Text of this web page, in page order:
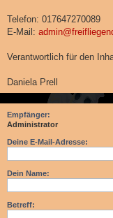
Telefon: 017647270089
E-Mail:
Verantwortlich für den
Daniela Prell
Empfänger:
Administrator
Deine E-Mail-Adresse:
Dein Name:
Betreff: